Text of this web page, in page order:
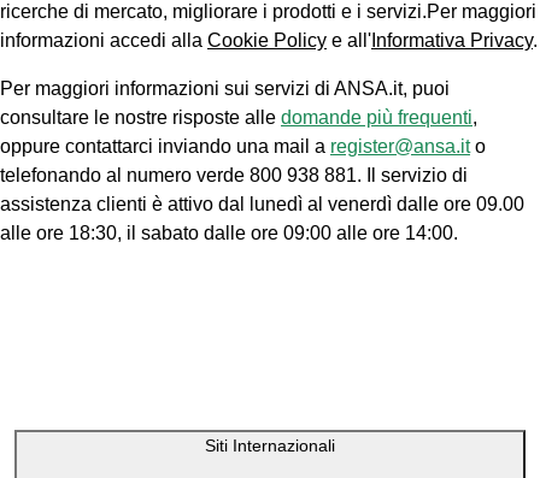
ricerche di mercato, migliorare i prodotti e i servizi.Per maggiori
informazioni accedi alla Cookie Policy e all' Informativa Privacy.
Per maggiori informazioni sui servizi di ANSA.it, puoi
consultare le nostre risposte alle domande più frequenti,
oppure contattarci inviando una mail a register@ansa.ito
telefonando al numero verde 800 938 881. Il servizio di
assistenza clienti è attivo dal lunedì al venerdì dalle ore 09.00
alle ore 18:30, il sabato dalle ore 09:00 alle ore 14:00.
Siti Internazionali